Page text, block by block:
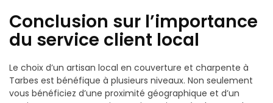
Conclusion sur l’importance
du service client local
Le choix d’un artisan local en couverture et charpente à
Tarbes est bénéfique à plusieurs niveaux. Non seulement
vous bénéficiez d’une proximité géographique et d’un